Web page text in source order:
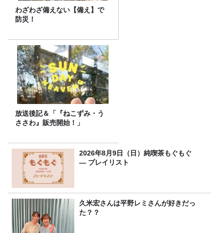
わざわざ備えない【備え】で
防災！
放送後記＆「『ねこずみ・う
ささわ』販売開始！」
2026年8月9日（日）純喫茶もぐもぐ
― プレイリスト
久米宏さんは平野レミさんが好きだっ
た？？